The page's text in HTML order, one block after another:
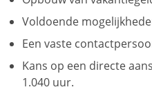
Voldoende
Een vaste
Kans op een directe
1.040 uur.